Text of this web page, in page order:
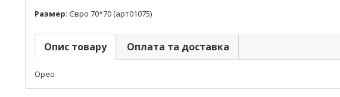
Размер: Євро 70*70 (арт01075)
Опис товару Оплата та доставка
Орео